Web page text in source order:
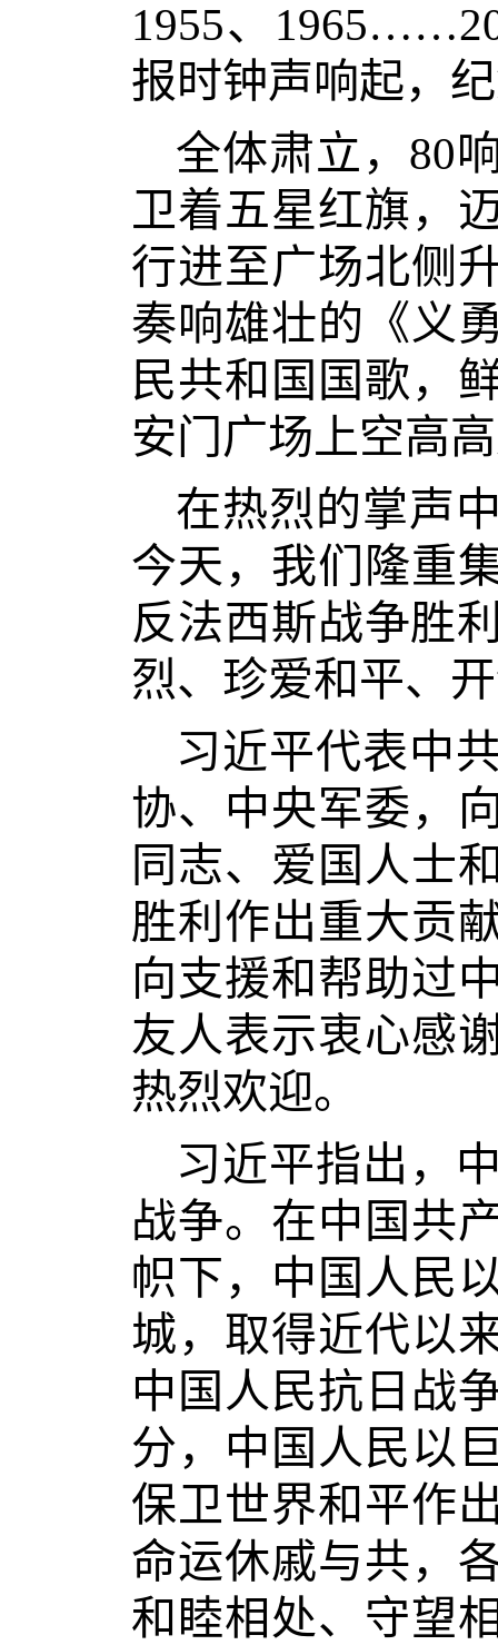
1955、
报时钟声响起，
全体肃立，80
卫着五星红旗，
行进至广场北侧
奏响雄壮的《义
民共和国国歌，
安门广场上空高
在热烈的掌声
今天，我们隆重
反法西斯战争胜
烈、珍爱和平、
习近平代表中
协、中央军委，
同志、爱国人士
胜利作出重大贡
向支援和帮助过
友人表示衷心感
热烈欢迎。
习近平指出，
战争。在中国共
帜下，中国人民
城，取得近代以
中国人民抗日战
分，中国人民以
保卫世界和平作
命运休戚与共，
和睦相处、守望